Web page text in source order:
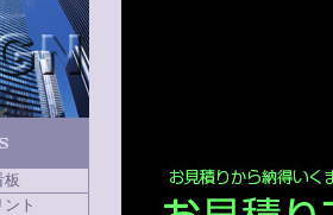
板
ト